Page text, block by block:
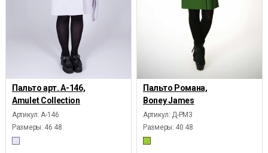
Пальто арт. А-146,
Amulet Collection
Артикул: А-146
Размеры: 46 48
Пальто Романа,
Boney James
Артикул: Д-РМ3
Размеры: 40 48